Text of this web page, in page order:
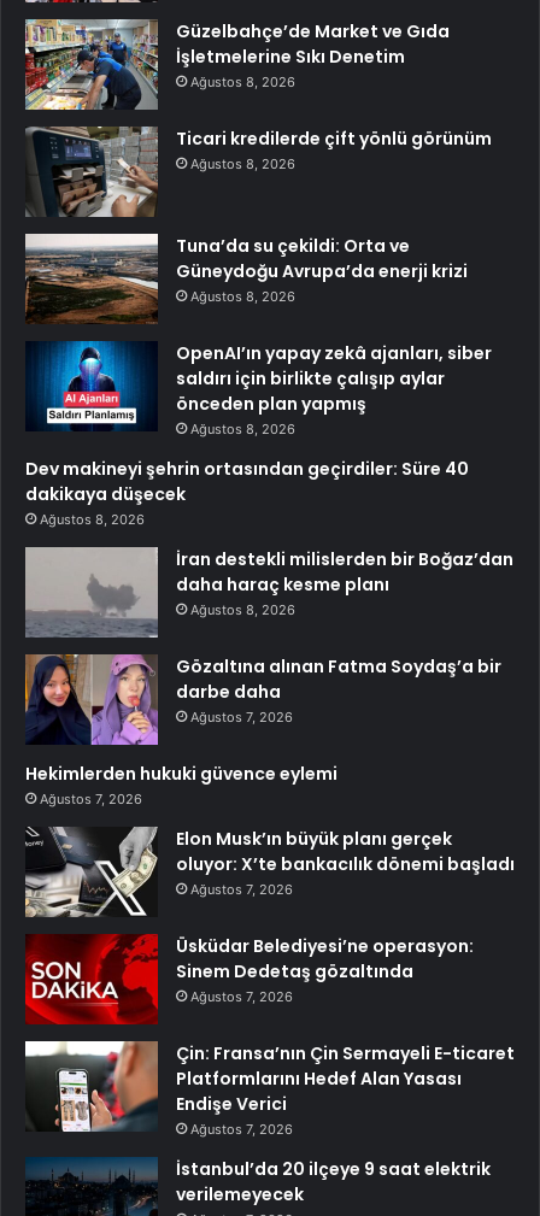
Güzelbahçe’de Market ve Gıda
İşletmelerine Sıkı Denetim
Ağustos 8, 2026
Ticari kredilerde çift yönlü görünüm
Ağustos 8, 2026
Tuna’da su çekildi: Orta ve
Güneydoğu Avrupa’da enerji krizi
Ağustos 8, 2026
OpenAI’ın yapay zekâ ajanları, siber
saldırı için birlikte çalışıp aylar
önceden plan yapmış
Ağustos 8, 2026
Dev makineyi şehrin ortasından geçirdiler: Süre 40
dakikaya düşecek
Ağustos 8, 2026
İran destekli milislerden bir Boğaz’dan
daha haraç kesme planı
Ağustos 8, 2026
Gözaltına alınan Fatma Soydaş’a bir
darbe daha
Ağustos 7, 2026
Hekimlerden hukuki güvence eylemi
Ağustos 7, 2026
Elon Musk’ın büyük planı gerçek
oluyor: X’te bankacılık dönemi başladı
Ağustos 7, 2026
Üsküdar Belediyesi’ne operasyon:
Sinem Dedetaş gözaltında
Ağustos 7, 2026
Çin: Fransa’nın Çin Sermayeli E-ticaret
Platformlarını Hedef Alan Yasası
Endişe Verici
Ağustos 7, 2026
İstanbul’da 20 ilçeye 9 saat elektrik
verilemeyecek